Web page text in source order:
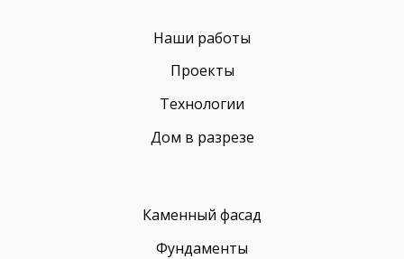
Наши работы
Проекты
Технологии
Дом в разрезе
Каменный фасад
Фундаменты